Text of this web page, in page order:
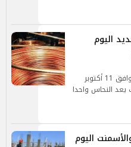
اليوم
شهدت أسعار النحاس اليوم الجمعة الموافق 11 أكتوبر
النحاس واحدا
اليوم